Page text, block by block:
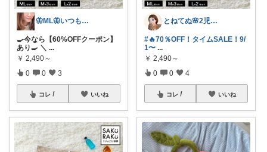
🦋ML🦋いつもありがとう💓
🍳今なら【60%OFFクーポン】
あり🍳 ＼ ...
￥ 2,490～
0 0 3
コレ いいね
とねてぬ🌸2児ママ✿毎日をラク&快適に
#🔥70％OFF！タイムSALE！9/
1〜 ...
￥ 2,490～
0 0 4
コレ いいね